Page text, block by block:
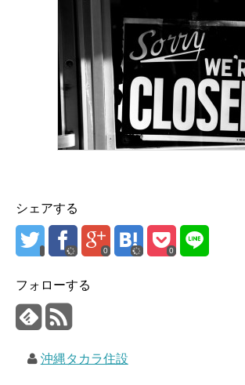
シェアする
0 0
フォローする
沖縄タカラ住設